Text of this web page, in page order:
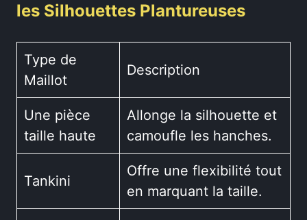
les Silhouettes Plantureuses
Type de
Maillot
Description
Une pièce
taille haute
Allonge la silhouette et
camoufle les hanches.
Tankini
Offre une flexibilité tout
en marquant la taille.